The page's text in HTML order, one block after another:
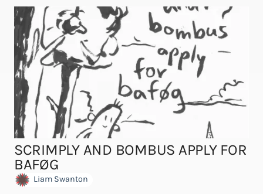
SCRIMPLY AND BOMBUS APPLY FOR
BAFØG
Liam Swanton